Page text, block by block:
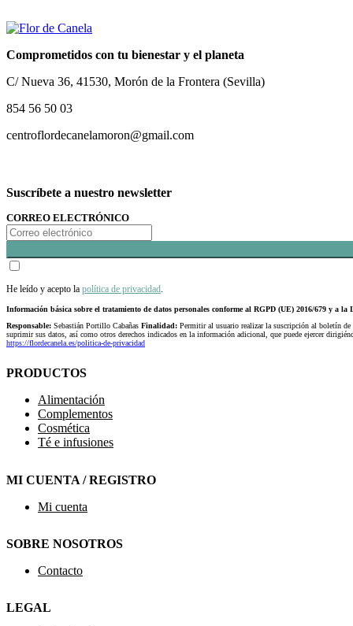
Comprometidos con tu bienestar y el planeta
C/ Nueva 36, 41530, Morón de la Frontera (Sevilla)
854 56 50 03
centroflordecanelamoron@gmail.com
Suscríbete a nuestro newsletter
CORREO ELECTRÓNICO
He leído y acepto la política de privacidad.
Información básica sobre el tratamiento de datos personales conforme al RGPD (UE) 2016/679 y a la
Responsable: Sebastián Portillo Cabañas Finalidad: Permitir al usuario realizar la suscripción al boletín
suprimir sus datos, así como otros derechos indicados en la información adicional, que puede ejercer
https://flordecanela.es/politica-de-privacidad
PRODUCTOS
Alimentación
Complementos
Cosmética
Té e infusiones
MI CUENTA / REGISTRO
Mi cuenta
SOBRE NOSOTROS
Contacto
LEGAL